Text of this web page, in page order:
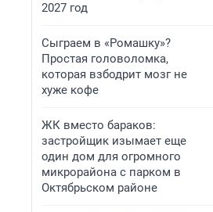
2027 год
Сыграем в «Ромашку»?
Простая головоломка,
которая взбодрит мозг не
хуже кофе
ЖК вместо бараков:
застройщик изымает еще
один дом для огромного
микрорайона с парком в
Октябрьском районе